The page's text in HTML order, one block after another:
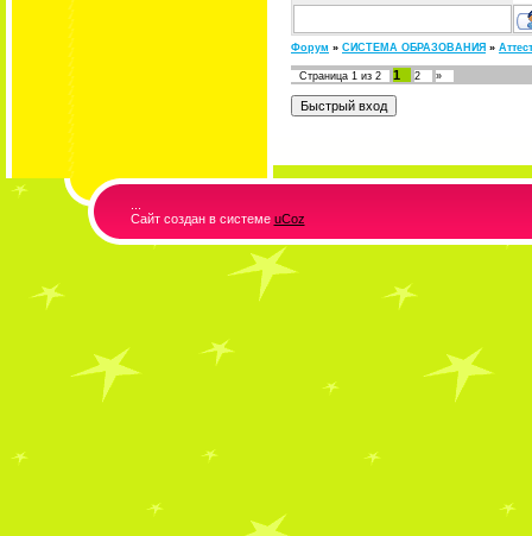
Форум » СИСТЕМА ОБРАЗОВАНИЯ »
Страница 1 из 2 1 2 »
Сайт создан в системе uCoz